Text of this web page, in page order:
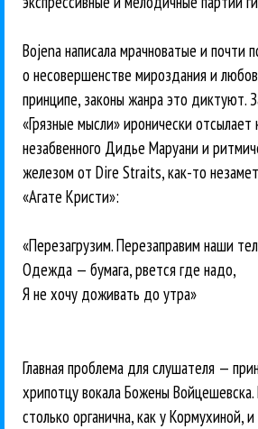
Bojena написала мрачноватые и почти
о несовершенстве мироздания и
принципе, законы жанра это диктуют.
«Грязные мысли» иронически
незабвенного Дидье Маруани и
железом от Dire Straits, как-то
«Агате Кристи»:
«Перезагрузим. Перезаправим наши
Одежда — бумага, рвется где надо,
Я не хочу доживать до утра»
Главная проблема для слушателя —
хрипотцу вокала Божены
столько органична, как у Кормухиной,